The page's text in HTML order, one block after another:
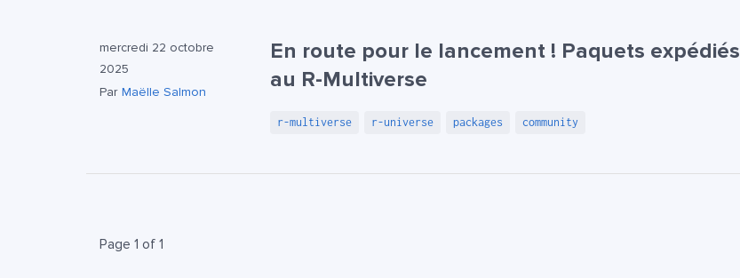
mercredi 22 octobre
2025
Par Maëlle Salmon
En route pour le lancement ! Paquets expédiés
au R-Multiverse
r-multiverse r-universe packages community
Page 1 of 1